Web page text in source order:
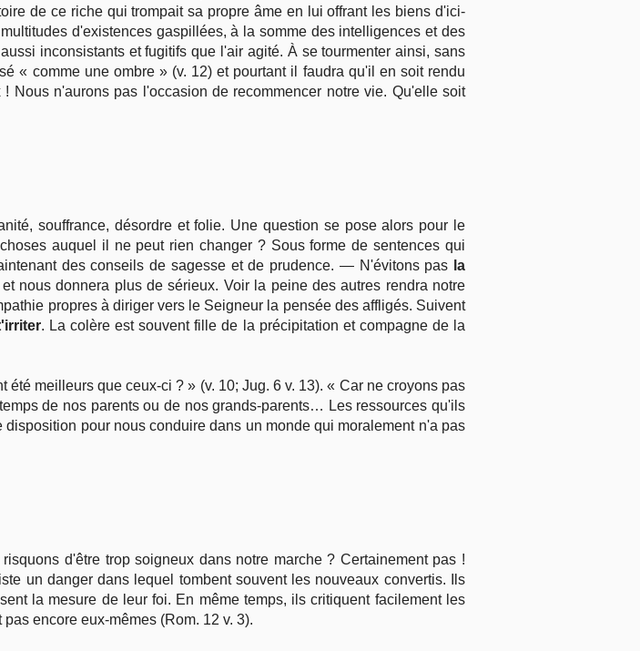
de ce riche qui trompait sa propre âme en lui offrant les biens d'ici-
d'existences gaspillées, à la somme des intelligences et des
inconsistants et fugitifs que l'air agité. À se tourmenter ainsi, sans
« comme une ombre » (v. 12) et pourtant il faudra qu'il en soit rendu
n'aurons pas l'occasion de recommencer notre vie. Qu'elle soit
souffrance, désordre et folie. Une question se pose alors pour le
auquel il ne peut rien changer ? Sous forme de sentences qui
des conseils de sagesse et de prudence. — N'évitons pas la
nous donnera plus de sérieux. Voir la peine des autres rendra notre
propres à diriger vers le Seigneur la pensée des affligés. Suivent
. La colère est souvent fille de la précipitation et compagne de la
meilleurs que ceux-ci ? » (v. 10; Jug. 6 v. 13). « Car ne croyons pas
de nos parents ou de nos grands-parents… Les ressources qu'ils
pour nous conduire dans un monde qui moralement n'a pas
d'être trop soigneux dans notre marche ? Certainement pas !
un danger dans lequel tombent souvent les nouveaux convertis. Ils
la mesure de leur foi. En même temps, ils critiquent facilement les
encore eux-mêmes (Rom. 12 v. 3).